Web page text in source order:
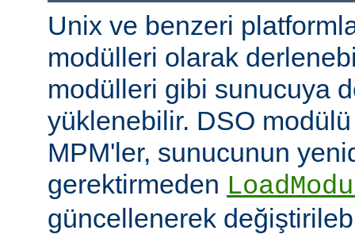
Unix ve benzeri
modülleri olarak
modülleri gibi sunucuya
yüklenebilir. DSO
MPM'ler, sunucunun
gerektirmeden
güncellenerek